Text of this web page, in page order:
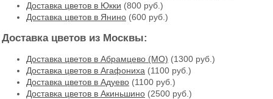
Доставка цветов в Юкки (800 руб.)
Доставка цветов в Янино (600 руб.)
Доставка цветов из Москвы:
Доставка цветов в Абрамцево (МО) (1300 руб.)
Доставка цветов в Агафониха (1100 руб.)
Доставка цветов в Адуево (1100 руб.)
Доставка цветов в Акиньшино (2500 руб.)